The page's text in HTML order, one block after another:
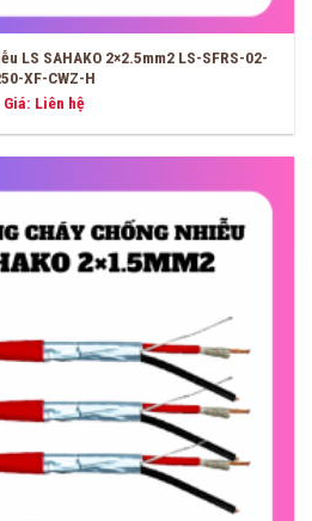
LS SAHAKO 2×2.5mm2 LS-SFRS-02-
XF-CWZ-H
Giá: Liên hệ